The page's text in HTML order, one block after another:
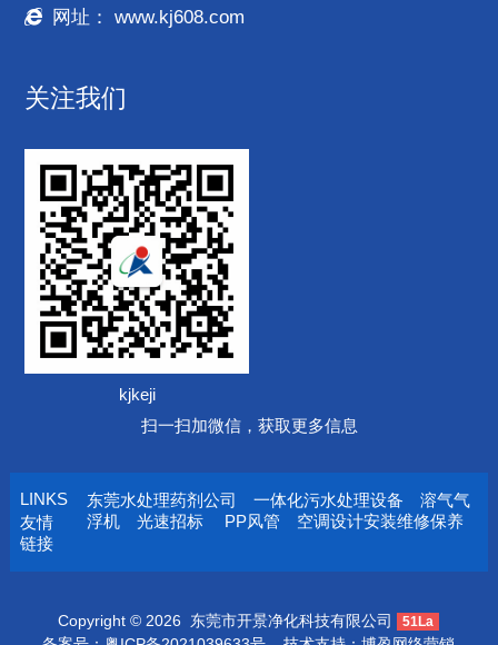
网址： www.kj608.com
关注我们
kjkeji
扫一扫加微信，获取更多信息
LINKS
友情
链接
东莞水处理药剂公司 一体化污水处理设备
溶气气
浮机
光速招标 PP风管 空调设计安装维修保养
Copyright © 2026 东莞市开景净化科技有限公司 51La